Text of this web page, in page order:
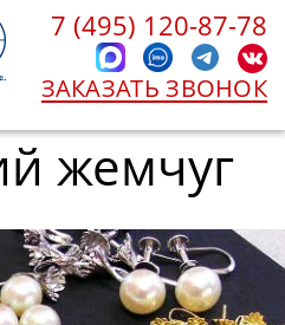
7 (495) 120-87-78
ЗАКАЗАТЬ ЗВОНОК
жемчуг